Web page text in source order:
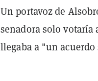
Un portavoz de
senadora solo votaría
llegaba a "un